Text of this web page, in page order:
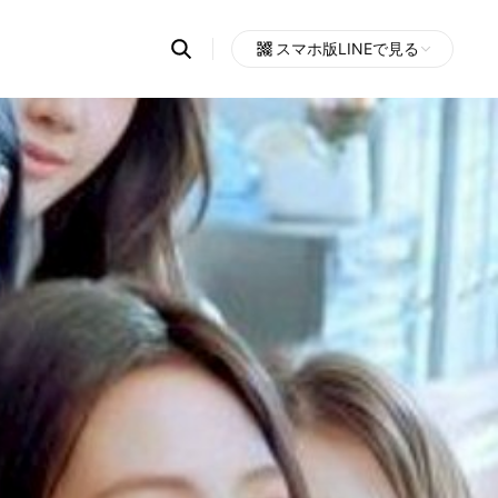
Search
OpenChats
messages
search
area
スマホ版LINEで見る